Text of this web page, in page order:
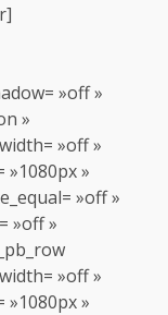
»off »
»
»off »
»1080px »
»off »
»off »
»off »
»1080px »